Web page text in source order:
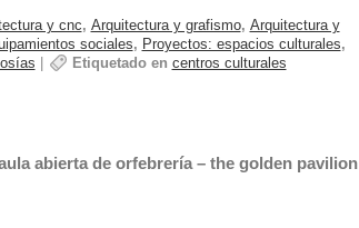
y cnc, Arquitectura y grafismo, Arquitectura y
sociales, Proyectos: espacios culturales,
Etiquetado en centros culturales
abierta de orfebrería – the golden pavilion